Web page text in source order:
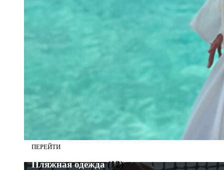
Пляжная одежда (12)
Пляжная одежда(12)